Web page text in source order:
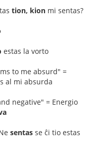
tion, kion mi sentas?
estas la vorto
to me absurd" =
al mi absurda
negative" = Energio
sentas se ĉi tio estas